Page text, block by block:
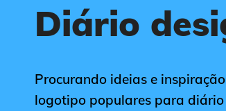
Diário
Procurando ideias e
logotipo populares para